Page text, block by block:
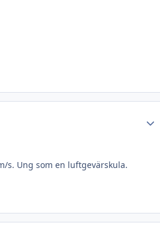
s. Ung som en luftgevärskula.